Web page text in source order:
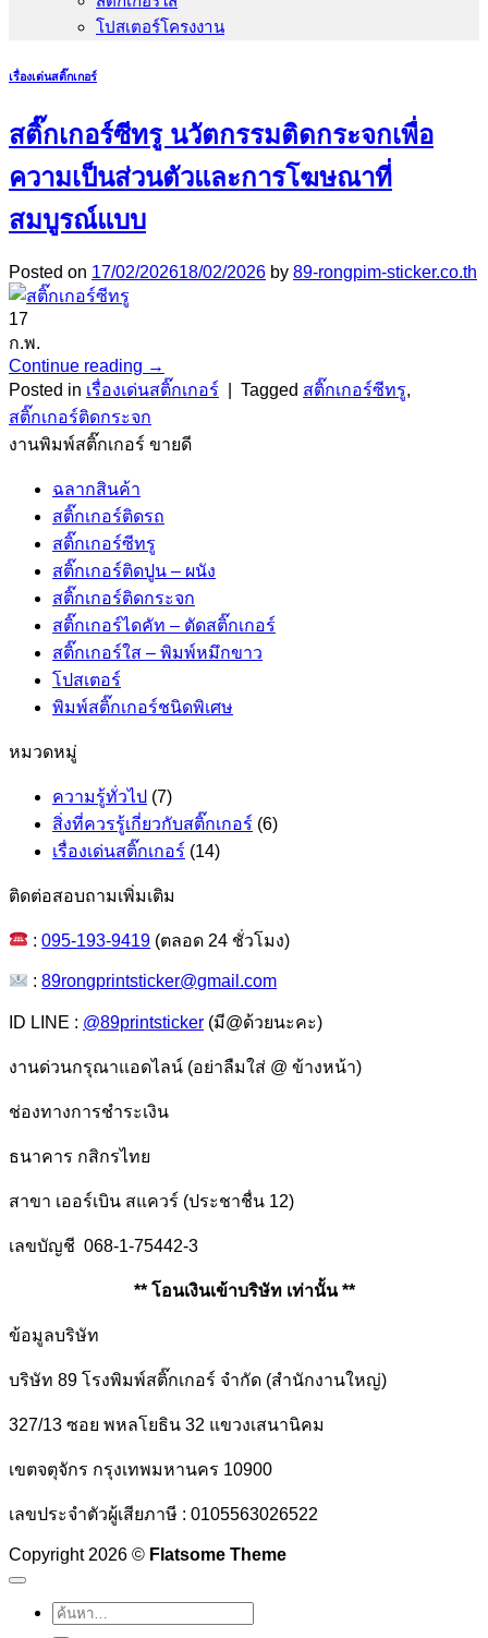
โปสเตอร์โครงงาน
เรื่องเด่นสติ๊กเกอร์
สติ๊กเกอร์ซีทรู นวัตกรรมติดกระจกเพื่อ
ความเป็นส่วนตัวและการโฆษณาที่
สมบูรณ์แบบ
Posted on 17/02/202618/02/2026 by 89-rongpim-sticker.co.th
17
ก.พ.
Continue reading →
Posted in เรื่องเด่นสติ๊กเกอร์ Tagged สติ๊กเกอร์ซีทรู,
สติ๊กเกอร์ติดกระจก
งานพิมพ์สติ๊กเกอร์ ขายดี
ฉลากสินค้า
สติ๊กเกอร์ติดรถ
สติ๊กเกอร์ซีทรู
สติ๊กเกอร์ติดปูน – ผนัง
สติ๊กเกอร์ติดกระจก
สติ๊กเกอร์ไดคัท – ตัดสติ๊กเกอร์
สติ๊กเกอร์ใส – พิมพ์หมึกขาว
โปสเตอร์
พิมพ์สติ๊กเกอร์ชนิดพิเศษ
หมวดหมู่
ความรู้ทั่วไป (7)
สิ่งที่ควรรู้เกี่ยวกับสติ๊กเกอร์ (6)
เรื่องเด่นสติ๊กเกอร์ (14)
ติดต่อสอบถามเพิ่มเติม
:095-193-9419 (ตลอด 24 ชั่วโมง)
:89rongprintsticker@gmail.com
ID LINE : @89printsticker (มี@ด้วยนะคะ)
งานด่วนกรุณาแอดไลน์ (อย่าลืมใส่ @ ข้างหน้า)
ช่องทางการชำระเงิน
ธนาคาร กสิกรไทย
สาขา เออร์เบิน สแควร์ (ประชาชื่น 12)
เลขบัญชี 068-1-75442-3
** โอนเงินเข้าบริษัท เท่านั้น **
ข้อมูลบริษัท
บริษัท 89 โรงพิมพ์สติ๊กเกอร์ จำกัด (สำนักงานใหญ่)
327/13 ซอย พหลโยธิน 32 แขวงเสนานิคม
เขตจตุจักร กรุงเทพมหานคร 10900
เลขประจำตัวผู้เสียภาษี : 0105563026522
Copyright 2026 © Flatsome Theme
ค้นหา: